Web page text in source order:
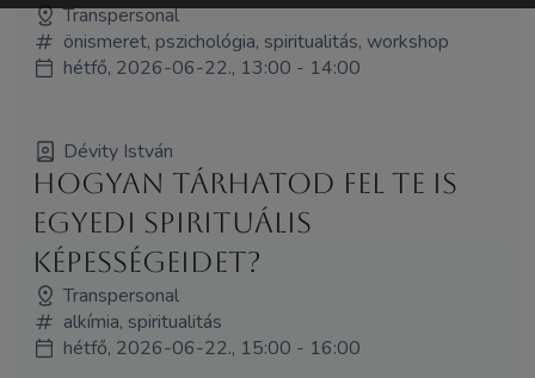
Transpersonal
önismeret, pszichológia, spiritualitás, workshop
hétfő, 2026-06-22., 13:00 - 14:00
Dévity István
Hogyan tárhatod fel te is
egyedi spirituális
képességeidet?
Transpersonal
alkímia, spiritualitás
hétfő, 2026-06-22., 15:00 - 16:00